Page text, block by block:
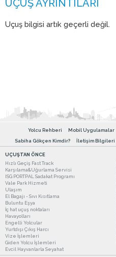
Uçuş bilgisi artık geçerli değil.
Yolcu Rehberi Mobil Uygulamalar
Sabiha Gökçen Kimdir?
İletişim Bilgileri
UÇUŞTAN ÖNCE
Hızlı Geçiş Fast Track
Karşılama&Uğurlama Servisi
ISG PORTPAL Sadakat Programı
Vale Park Hizmeti
Ulaşım
El Bagajı - Sıvı Kısıtlama
Buluntu Eşya
İç hat uçuş noktaları
Havayolları
Engelli Yolcular
Yurtdışı Çıkış Harcı
Vize İşlemleri
Giden Yolcu İşlemleri
Evcil Hayvanlarla Seyahat